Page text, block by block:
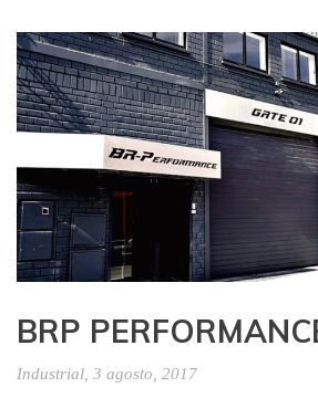
BRP
Industrial , 3 agosto, 2017